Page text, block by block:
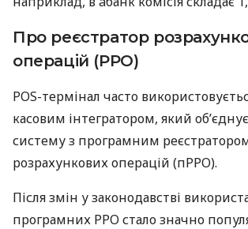
Про реєстратор
операцій (РРО)
POS-термінал часто
касовим інтегратором, який
систему з програмним
розрахункових операцій (пРРО).
Після змін у законодавстві
програмних РРО стало значно